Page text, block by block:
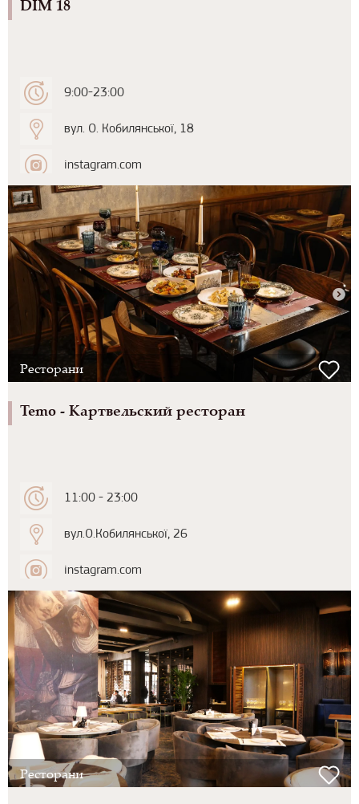
DIM 18
9:00-23:00
вул. О. Кобилянської, 18
instagram.com
Ресторани
Temo - Картвельский ресторан
11:00 - 23:00
вул.О.Кобилянської, 26
instagram.com
Ресторани